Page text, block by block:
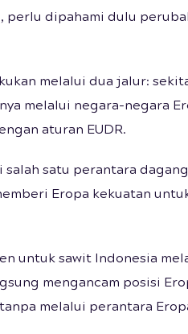
perlu dipahami dulu
melalui dua jalur:
melalui negara-negara
aturan EUDR.
satu perantara
Eropa kekuatan
untuk sawit Indonesia
mengancam posisi
melalui perantara